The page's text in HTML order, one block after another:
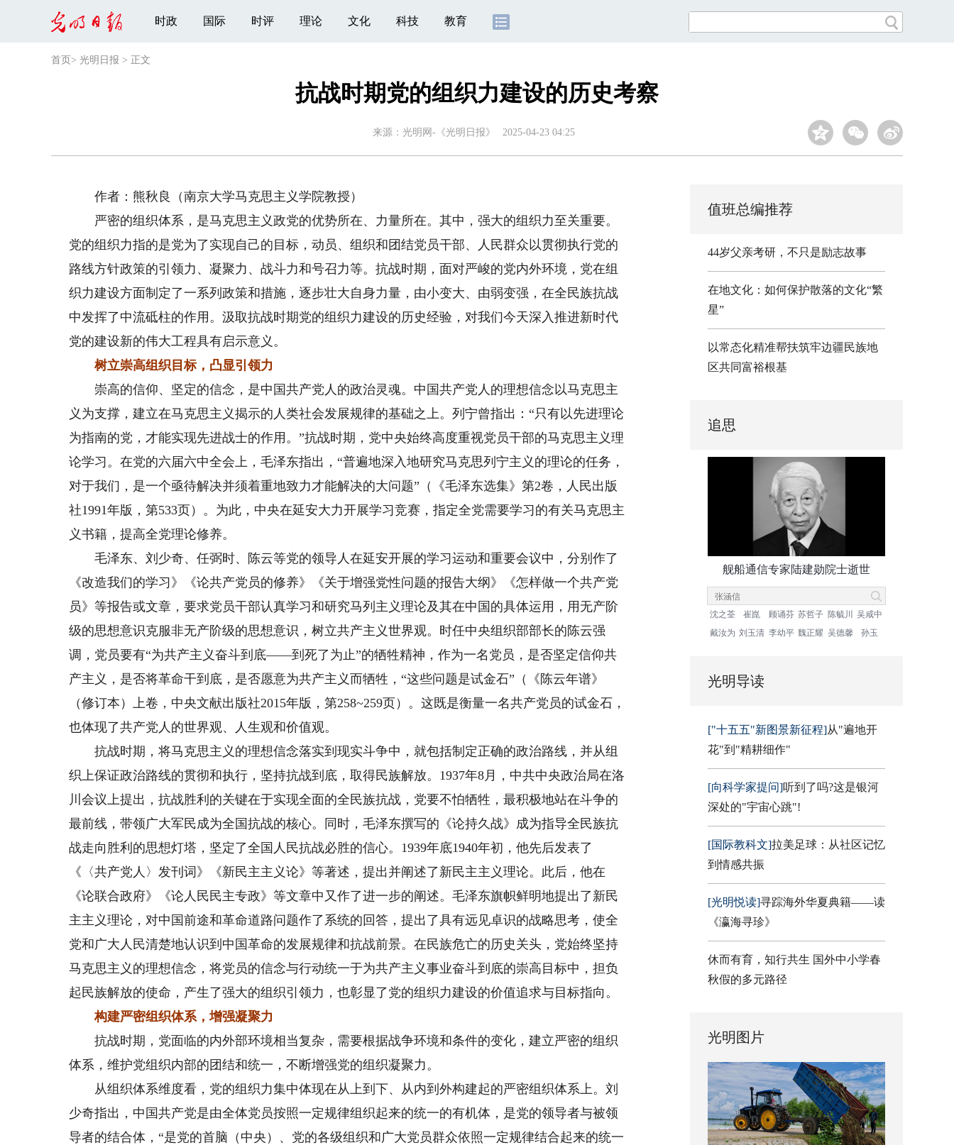
时政 国际 时评 理论 文化 科技 教育
首页 > 光明日报 > 正文
抗战时期党的组织力建设的历史考察
来源： 光明网-《光明日报》 2025-04-23 04:25
作者：熊秋良（南京大学马克思主义学院教授）
严密的组织体系，是马克思主义政党的优势所在、力量所在。其中，强大的组织力至关重要。
党的组织力指的是党为了实现自己的目标，动员、组织和团结党员干部、人民群众以贯彻执行党的
路线方针政策的引领力、凝聚力、战斗力和号召力等。抗战时期，面对严峻的党内外环境，党在组
织力建设方面制定了一系列政策和措施，逐步壮大自身力量，由小变大、由弱变强，在全民族抗战
中发挥了中流砥柱的作用。汲取抗战时期党的组织力建设的历史经验，对我们今天深入推进新时代
党的建设新的伟大工程具有启示意义。
树立崇高组织目标，凸显引领力
崇高的信仰、坚定的信念，是中国共产党人的政治灵魂。中国共产党人的理想信念以马克思主
义为支撑，建立在马克思主义揭示的人类社会发展规律的基础之上。列宁曾指出：“只有以先进理论
为指南的党，才能实现先进战士的作用。”抗战时期，党中央始终高度重视党员干部的马克思主义理
论学习。在党的六届六中全会上，毛泽东指出，“普遍地深入地研究马克思列宁主义的理论的任务，
对于我们，是一个亟待解决并须着重地致力才能解决的大问题”（《毛泽东选集》第2卷，人民出版
社1991年版，第533页）。为此，中央在延安大力开展学习竞赛，指定全党需要学习的有关马克思主
义书籍，提高全党理论修养。
毛泽东、刘少奇、任弼时、陈云等党的领导人在延安开展的学习运动和重要会议中，分别作了
《改造我们的学习》《论共产党员的修养》《关于增强党性问题的报告大纲》《怎样做一个共产党
员》等报告或文章，要求党员干部认真学习和研究马列主义理论及其在中国的具体运用，用无产阶
级的思想意识克服非无产阶级的思想意识，树立共产主义世界观。时任中央组织部部长的陈云强
调，党员要有“为共产主义奋斗到底——到死了为止”的牺牲精神，作为一名党员，是否坚定信仰共
产主义，是否将革命干到底，是否愿意为共产主义而牺牲，“这些问题是试金石”（《陈云年谱》
（修订本）上卷，中央文献出版社2015年版，第258~259页）。这既是衡量一名共产党员的试金石，
也体现了共产党人的世界观、人生观和价值观。
抗战时期，将马克思主义的理想信念落实到现实斗争中，就包括制定正确的政治路线，并从组
织上保证政治路线的贯彻和执行，坚持抗战到底，取得民族解放。1937年8月，中共中央政治局在洛
川会议上提出，抗战胜利的关键在于实现全面的全民族抗战，党要不怕牺牲，最积极地站在斗争的
最前线，带领广大军民成为全国抗战的核心。同时，毛泽东撰写的《论持久战》成为指导全民族抗
战走向胜利的思想灯塔，坚定了全国人民抗战必胜的信心。1939年底1940年初，他先后发表了
《〈共产党人〉发刊词》《新民主主义论》等著述，提出并阐述了新民主主义理论。此后，他在
《论联合政府》《论人民民主专政》等文章中又作了进一步的阐述。毛泽东旗帜鲜明地提出了新民
主主义理论，对中国前途和革命道路问题作了系统的回答，提出了具有远见卓识的战略思考，使全
党和广大人民清楚地认识到中国革命的发展规律和抗战前景。在民族危亡的历史关头，党始终坚持
马克思主义的理想信念，将党员的信念与行动统一于为共产主义事业奋斗到底的崇高目标中，担负
起民族解放的使命，产生了强大的组织引领力，也彰显了党的组织力建设的价值追求与目标指向。
构建严密组织体系，增强凝聚力
抗战时期，党面临的内外部环境相当复杂，需要根据战争环境和条件的变化，建立严密的组织
体系，维护党组织内部的团结和统一，不断增强党的组织凝聚力。
从组织体系维度看，党的组织力集中体现在从上到下、从内到外构建起的严密组织体系上。刘
少奇指出，中国共产党是由全体党员按照一定规律组织起来的统一的有机体，是党的领导者与被领
导者的结合体，“是党的首脑（中央）、党的各级组织和广大党员群众依照一定规律结合起来的统一
值班总编推荐
44岁父亲考研，不只是励志故事
在地文化：如何保护散落的文化“繁
星”
以常态化精准帮扶筑牢边疆民族地
区共同富裕根基
追思
舰船通信专家陆建勋院士逝世
沈之荃 崔崑 顾诵芬 苏哲子 陈毓川
吴咸中
戴汝为 刘玉清 李幼平 魏正耀 吴德馨 孙玉
光明导读
["十五五"新图景新征程]从"遍地开
花"到"精耕细作"
[向科学家提问]听到了吗?这是银河
深处的"宇宙心跳"!
[国际教科文]拉美足球：从社区记忆
到情感共振
[光明悦读]寻踪海外华夏典籍——读
《瀛海寻珍》
休而有育，知行共生 国外中小学春
秋假的多元路径
光明图片